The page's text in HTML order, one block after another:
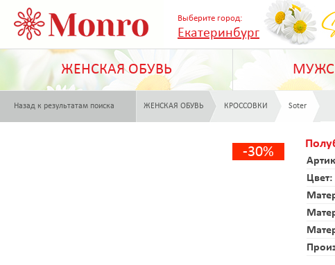
Выберите город:
Екатеринбург
ЖЕНСКАЯ ОБУВЬ
Назад к результатам поиска ЖЕНСКАЯ ОБУВЬ КРОССОВКИ Soter
-30%
Цвет: